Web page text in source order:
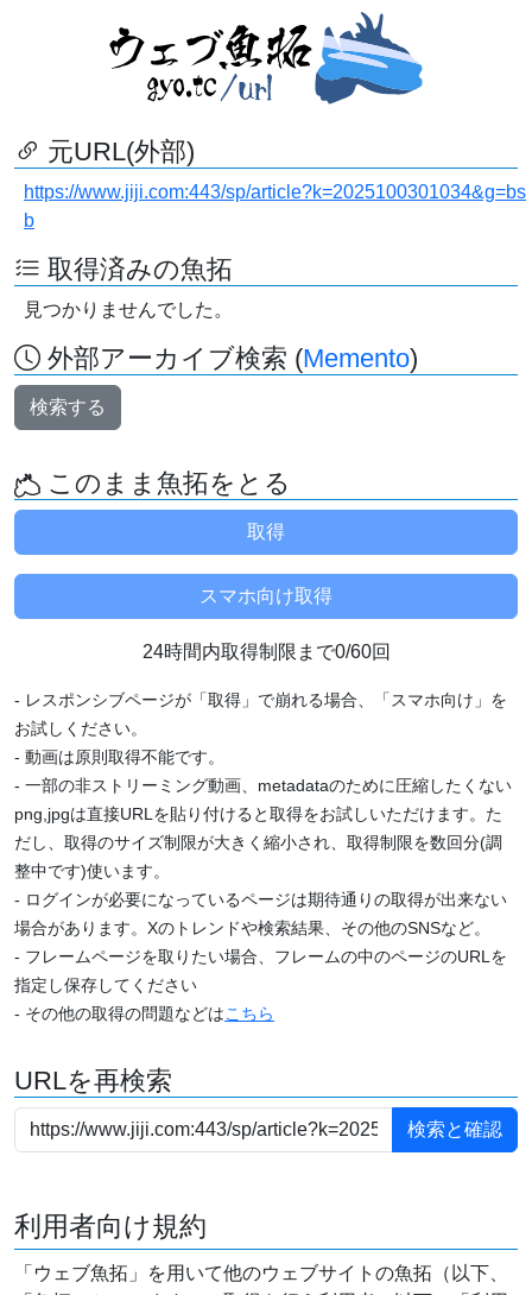
元URL(外部)
https://www.jiji.com:443/sp/article?k=2025100301034&g=bs
b
取得済みの魚拓
見つかりませんでした。
外部アーカイブ検索 (Memento)
検索する
このまま魚拓をとる
24時間内取得制限まで0/60回
- レスポンシブページが「取得」で崩れる場合、「スマホ向け」を
お試しください。
- 動画は原則取得不能です。
- 一部の非ストリーミング動画、metadataのために圧縮したくない
png,jpgは直接URLを貼り付けると取得をお試しいただけます。た
だし、取得のサイズ制限が大きく縮小され、取得制限を数回分(調
整中です)使います。
- ログインが必要になっているページは期待通りの取得が出来ない
場合があります。Xのトレンドや検索結果、その他のSNSなど。
- フレームページを取りたい場合、フレームの中のページのURLを
指定し保存してください
- その他の取得の問題などはこちら
URLを再検索
利用者向け規約
「ウェブ魚拓」を用いて他のウェブサイトの魚拓（以下、